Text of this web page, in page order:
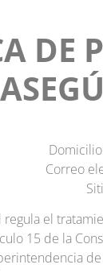
DE
Correo
el
15 de la